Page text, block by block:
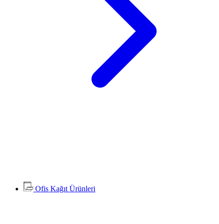
Ofis Kağıt Ürünleri